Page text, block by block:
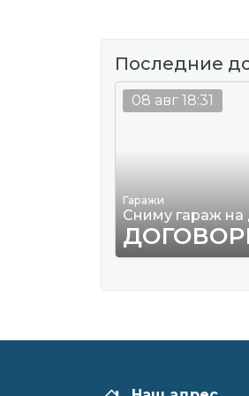
Последние
Гаражи
Сниму гараж на
08 авг 18:31